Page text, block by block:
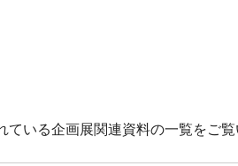
いる企画展関連資料の一覧をご覧